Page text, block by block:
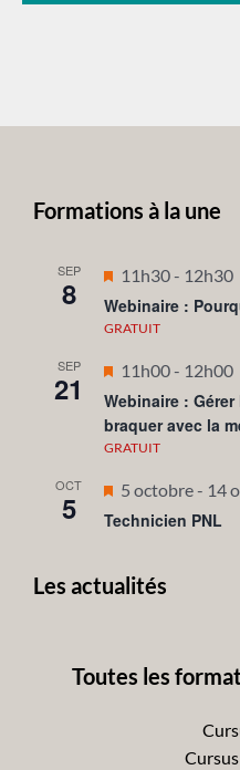
Formations à la une
SEP
8
Mis
en
avant
11h30- 12h30
Webinaire :
GRATUIT
SEP
21
Mis
en
avant
11h00- 12h00
Webinaire :
braquer avec la
GRATUIT
OCT
5
Mis
en
5 octobre- 14
Technicien PNL
Les actualités
Toutes les